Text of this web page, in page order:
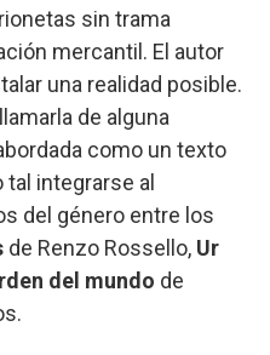
sin trama
mercantil. El autor
una realidad posible.
de alguna
como un texto
integrarse al
del género entre los
de Renzo Rossello, Ur
del mundo de